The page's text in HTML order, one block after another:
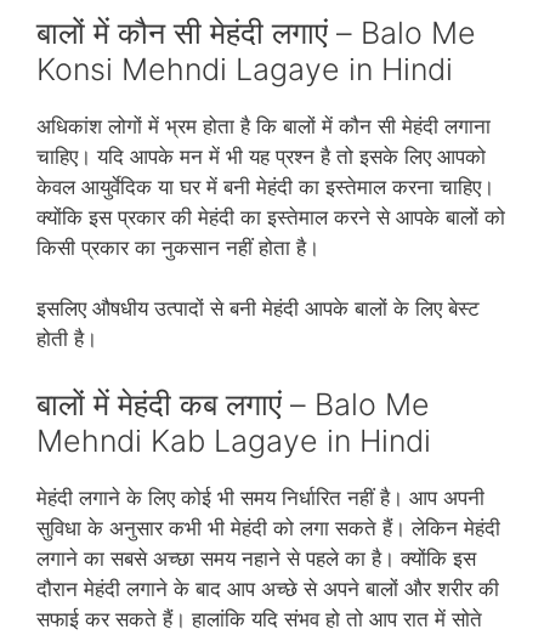
बालों में कौन सी मेहंदी लगाएं – Balo Me
Konsi Mehndi Lagaye in Hindi
अधिकांश लोगों में भ्रम होता है कि बालों में कौन सी मेहंदी लगाना
चाहिए। यदि आपके मन में भी यह प्रश्‍न है तो इसके लिए आपको
केवल आयुर्वेदिक या घर में बनी मेहंदी का इस्‍तेमाल करना चाहिए।
क्‍योंकि इस प्रकार की मेहंदी का इस्‍तेमाल करने से आपके बालों को
किसी प्रकार का नुकसान नहीं होता है।
इसलिए औषधीय उत्‍पादों से बनी मेहंदी आपके बालों के लिए बेस्‍ट
होती है।
बालों में मेहंदी कब लगाएं – Balo Me
Mehndi Kab Lagaye in Hindi
मेहंदी लगाने के लिए कोई भी समय निर्धारित नहीं है। आप अपनी
सुविधा के अनुसार कभी भी मेहंदी को लगा सकते हैं। लेकिन मेहंदी
लगाने का सबसे अच्‍छा समय नहाने से पहले का है। क्‍योंकि इस
दौरान मेहंदी लगाने के बाद आप अच्‍छे से अपने बालों और शरीर की
सफाई कर सकते हैं। हालांकि यदि संभव हो तो आप रात में सोते